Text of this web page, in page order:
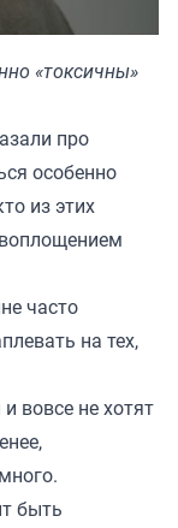
«токсичны»
про
особенно
из этих
часто
на тех,
вовсе не хотят
быть